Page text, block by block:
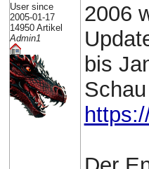
User since
2005-01-17
14950 Artikel
Admin1
2006
bis